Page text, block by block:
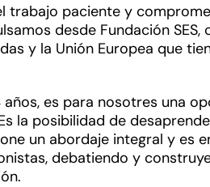
trabajo paciente y
desde Fundación
y la Unión Europea que
es para nosotres una
la posibilidad de
un abordaje integral y es
debatiendo y